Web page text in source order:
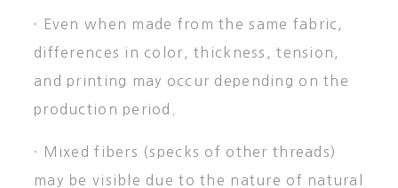
· Even when made from the same fabric,
differences in color, thickness, tension,
and printing may occur depending on the
production period.
· Mixed fibers (specks of other threads)
may be visible due to the nature of natural